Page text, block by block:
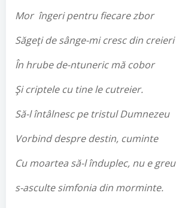
Mor îngeri pentru fiecare zbor
Săgeţi de sânge-mi cresc din creieri
În hrube de-ntuneric mă cobor
Şi criptele cu tine le cutreier.
Să-l întâlnesc pe tristul Dumnezeu
Vorbind despre destin, cuminte
Cu moartea să-l înduplec, nu e greu
s-asculte simfonia din morminte.